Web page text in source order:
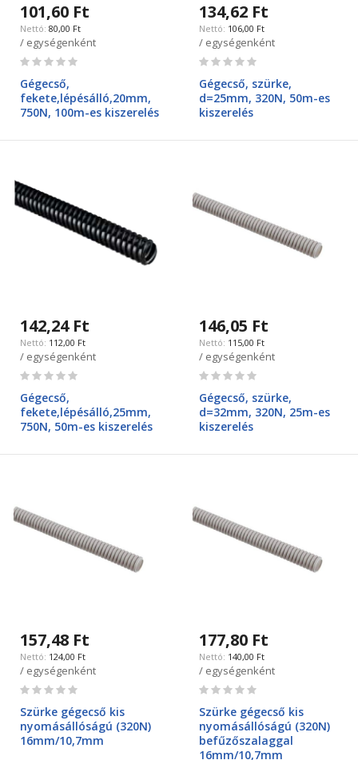
101,60 Ft
80,00 Ft
/ egységenként
Rating:
Gégecső,
fekete,lépésálló,20mm,
750N, 100m-es kiszerelés
134,62 Ft
106,00 Ft
/ egységenként
Rating:
Gégecső, szürke,
d=25mm, 320N, 50m-es
kiszerelés
142,24 Ft
112,00 Ft
/ egységenként
Rating:
Gégecső,
fekete,lépésálló,25mm,
750N, 50m-es kiszerelés
146,05 Ft
115,00 Ft
/ egységenként
Rating:
Gégecső, szürke,
d=32mm, 320N, 25m-es
kiszerelés
157,48 Ft
124,00 Ft
/ egységenként
Rating:
Szürke gégecső kis
nyomásállóságú (320N)
16mm/10,7mm
177,80 Ft
140,00 Ft
/ egységenként
Rating:
Szürke gégecső kis
nyomásállóságú (320N)
befűzőszalaggal
16mm/10,7mm